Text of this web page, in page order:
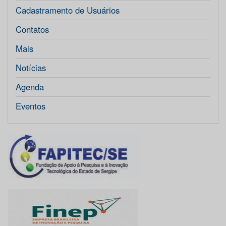
Cadastramento de Usuários
Contatos
Mais
Notícias
Agenda
Eventos